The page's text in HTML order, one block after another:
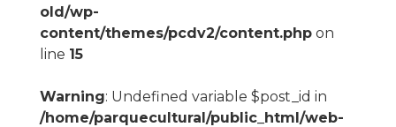
old/wp-
content/themes/pcdv2/content.phpon
line 15
Warning: Undefined variable $post_id in
/home/parquecultural/public_html/web-